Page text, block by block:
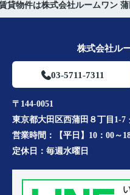
貸物件は株式会社ルームワン
株式会社ル
03-5711-7311
〒144-0051
東京都大田区西蒲田８丁目1-7
営業時間：
【平日】10：00～
定休日： 毎週水曜日